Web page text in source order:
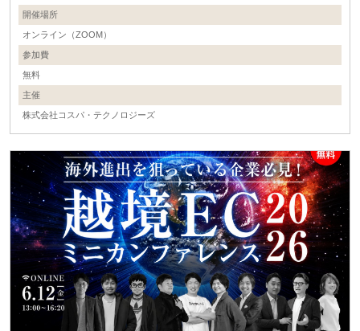
開催場所
オンライン（ZOOM）
参加費
無料
主催
株式会社コスパ・テクノロジーズ